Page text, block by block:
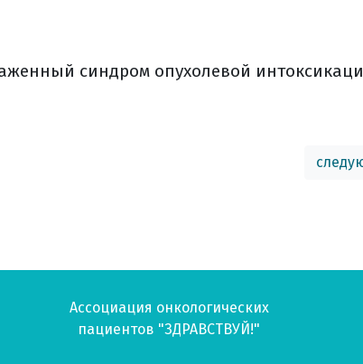
синдром опухолевой
Ассоциация онкологических
пациентов "ЗДРАВСТВУЙ!"